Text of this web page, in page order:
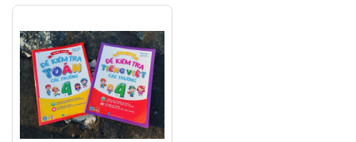
3. Cấu trúc nội dung chi tiết
Bộ sách giúp các em học sinh đi từ ôn tập đến thực chiến:
Tổng hợp kiến thức:
của năm học vừa qua.
Dạng bài tập đa dạng:
sát cấu trúc đề thi giữa kỳ và cuối kỳ.